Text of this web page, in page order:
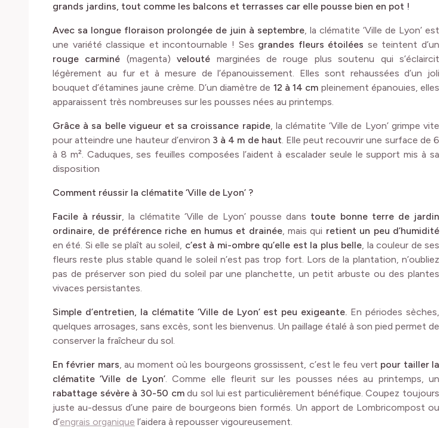
grands jardins, tout comme les balcons et terrasses car elle pousse bien en pot !
Avec sa longue floraison prolongée de juin à septembre, la clématite ‘Ville de Lyon’ est
une variété classique et incontournable ! Ses grandes fleurs étoilées se teintent d’un
rouge carminé (magenta)velouté marginées de rouge plus soutenu qui s’éclaircit
légèrement au fur et à mesure de l’épanouissement. Elles sont rehaussées d’un joli
bouquet d’étamines jaune crème. D’un diamètre de 12 à 14 cm pleinement épanouies, elles
apparaissent très nombreuses sur les pousses nées au printemps.
Grâce à sa belle vigueur et sa croissance rapide, la clématite ‘Ville de Lyon’ grimpe vite
pour atteindre une hauteur d’environ 3 à 4 m de haut. Elle peut recouvrir une surface de 6
à 8 m². Caduques, ses feuilles composées l’aident à escalader seule le support mis à sa
disposition
Comment réussir la clématite ‘Ville de Lyon’ ?
Facile à réussir, la clématite ‘Ville de Lyon’ pousse dans toute bonne terre de jardin
ordinaire, de préférence riche en humus et drainée, mais qui retient un peu d’humidité
en été. Si elle se plaît au soleil, c’est à mi-ombre qu’elle est la plus belle, la couleur de ses
fleurs reste plus stable quand le soleil n’est pas trop fort. Lors de la plantation, n’oubliez
pas de préserver son pied du soleil par une planchette, un petit arbuste ou des plantes
vivaces persistantes.
Simple d’entretien, la clématite ‘Ville de Lyon’ est peu exigeante. En périodes sèches,
quelques arrosages, sans excès, sont les bienvenus. Un paillage étalé à son pied permet de
conserver la fraîcheur du sol.
En février mars, au moment où les bourgeons grossissent, c’est le feu vert pour tailler la
clématite ‘Ville de Lyon’. Comme elle fleurit sur les pousses nées au printemps, un
rabattage sévère à 30-50 cmdu sol lui est particulièrement bénéfique. Coupez toujours
juste au-dessus d’une paire de bourgeons bien formés. Un apport de Lombricompost ou
d’engrais organique l’aidera à repousser vigoureusement.